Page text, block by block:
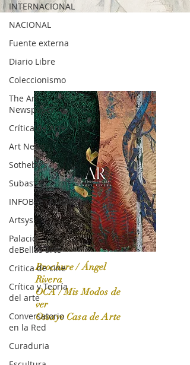
INTERNACIONAL
NACIONAL
Fuente externa
Diario Libre
Coleccionismo
The Art
Newspaper
Crítica de Arte
Art News
Sotheby's
Subasta
INFOBAE|AMERICA
Artsys
Palacio
deBellas arte
Critica de cine
Crítica y Teoría
del arte
Conversatorio
en la Red
Curaduria
OCA|News 31 / Marzo-Abril / 2024
Brochure / Ángel
Rivera
OCA / Mis Modos de
ver
Ossaye Casa de Arte